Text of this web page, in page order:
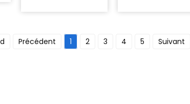
Précédent 1 2 3 4 5 Suivant